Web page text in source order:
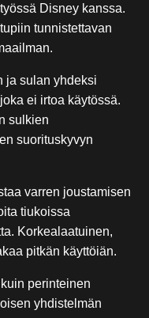
Disney kanssa.
tunnistettavan
ja sulan yhdeksi
ei irtoa käytössä.
sulkien
suorituskyvyn
varren joustamisen
tiukoissa
Korkealaatuinen,
pitkän käyttöiän.
perinteinen
yhdistelmän